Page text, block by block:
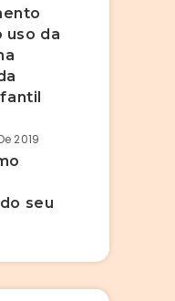
uso da
2019
seu